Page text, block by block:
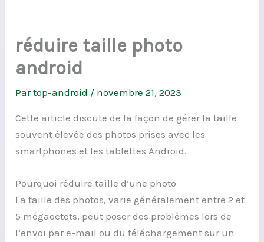
réduire taille photo
android
Partop-android / novembre 21, 2023
Cette article discute de la façon de gérer la taille
souvent élevée des photos prises avec les
smartphones et les tablettes Android.
Pourquoi réduire taille d’une photo
La taille des photos, varie généralement entre 2 et
5 mégaoctets, peut poser des problèmes lors de
l’envoi par e-mail ou du téléchargement sur un